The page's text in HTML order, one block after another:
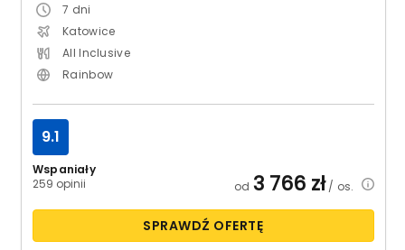
7 dni
Katowice
All Inclusive
Rainbow
Wspaniały
259 opinii
9.1
od 3 766 zł/ os.
SPRAWDŹ OFERTĘ